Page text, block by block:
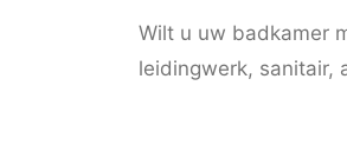
Wilt u uw badkamer
leidingwerk, sanitair,